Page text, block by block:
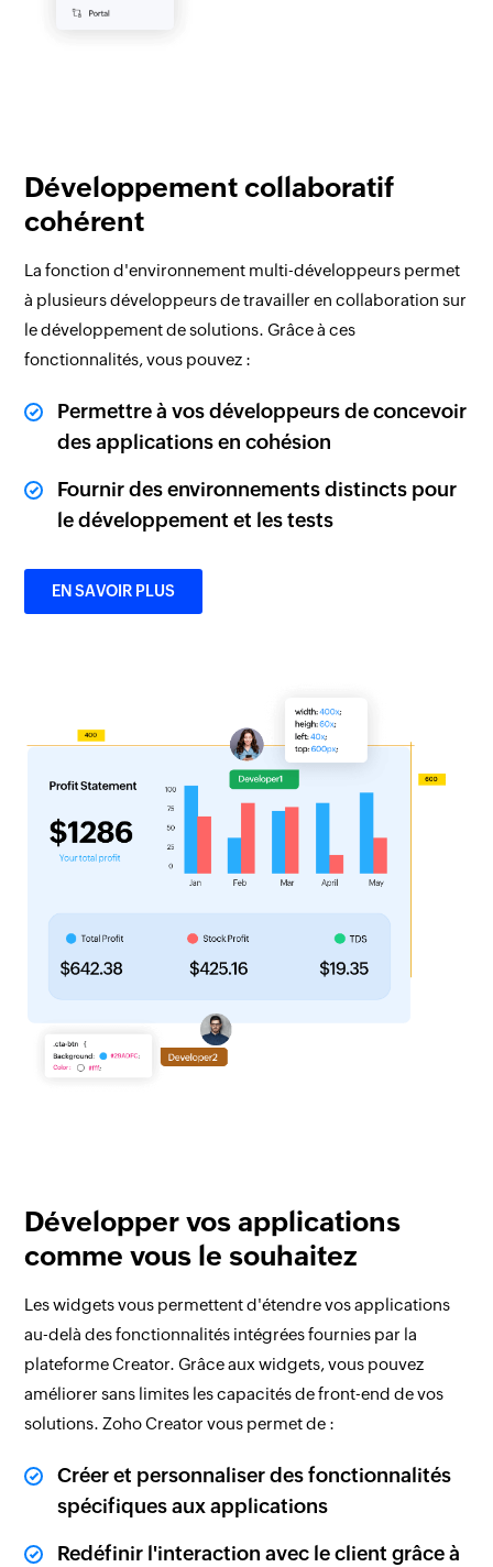
Développement collaboratif
cohérent
La fonction d'environnement multi-développeurs permet
à plusieurs développeurs de travailler en collaboration sur
le développement de solutions. Grâce à ces
fonctionnalités, vous pouvez :
Permettre à vos développeurs de concevoir
des applications en cohésion
Fournir des environnements distincts pour
le développement et les tests
EN SAVOIR PLUS
Développer vos applications
comme vous le souhaitez
Les widgets vous permettent d'étendre vos applications
au-delà des fonctionnalités intégrées fournies par la
plateforme Creator. Grâce aux widgets, vous pouvez
améliorer sans limites les capacités de front-end de vos
solutions. Zoho Creator vous permet de :
Créer et personnaliser des fonctionnalités
spécifiques aux applications
Redéfinir l'interaction avec le client grâce à